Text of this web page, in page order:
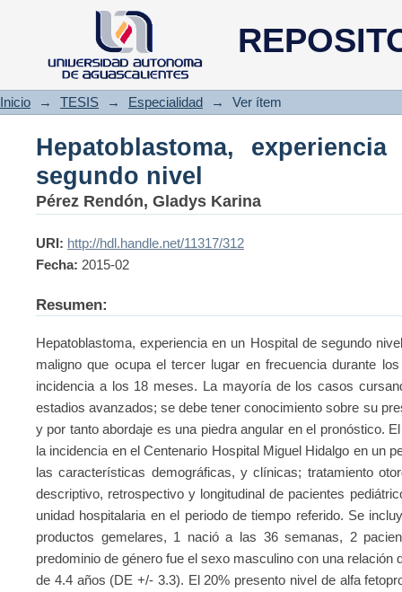
Hepatoblastoma, experiencia
Inicio → TESIS → Especialidad → Ver ítem
Hepatoblastoma,
segundo nivel
Pérez Rendón, Gladys Karina
URI: http://hdl.handle.net/11317/312
Fecha: 2015-02
Resumen:
Hepatoblastoma, experiencia en un Hospital de segundo
maligno que ocupa el tercer lugar en frecuencia durante
incidencia a los 18 meses. La mayoría de los casos
estadios avanzados; se debe tener conocimiento sobre su
y por tanto abordaje es una piedra angular en el pronóstico.
la incidencia en el Centenario Hospital Miguel Hidalgo en un
las características demográficas, y clínicas; tratamiento
descriptivo, retrospectivo y longitudinal de pacientes
unidad hospitalaria en el periodo de tiempo referido. Se
productos gemelares, 1 nació a las 36 semanas, 2
predominio de género fue el sexo masculino con una relación
de 4.4 años (DE +/- 3.3). El 20% presento nivel de alfa